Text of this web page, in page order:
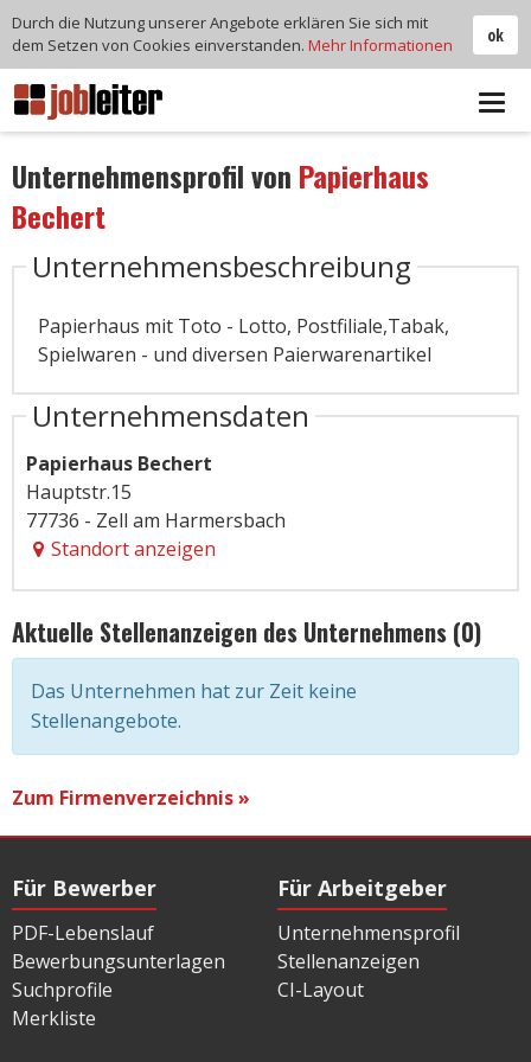
Unternehmensprofil von Papierhaus
Bechert
Unternehmensbeschreibung
Papierhaus mit Toto - Lotto, Postfiliale,Tabak,
Spielwaren - und diversen Paierwarenartikel
Unternehmensdaten
Papierhaus Bechert
Hauptstr.15
77736 - Zell am Harmersbach
Standort anzeigen
Aktuelle Stellenanzeigen des Unternehmens (0)
Das Unternehmen hat zur Zeit keine
Stellenangebote.
Zum Firmenverzeichnis »
Für Bewerber
PDF-Lebenslauf
Bewerbungsunterlagen
Suchprofile
Merkliste
Für Arbeitgeber
Unternehmensprofil
Stellenanzeigen
CI-Layout
ok
Durch die Nutzung unserer Angebote erklären Sie sich mit
dem Setzen von Cookies einverstanden. Mehr Informationen